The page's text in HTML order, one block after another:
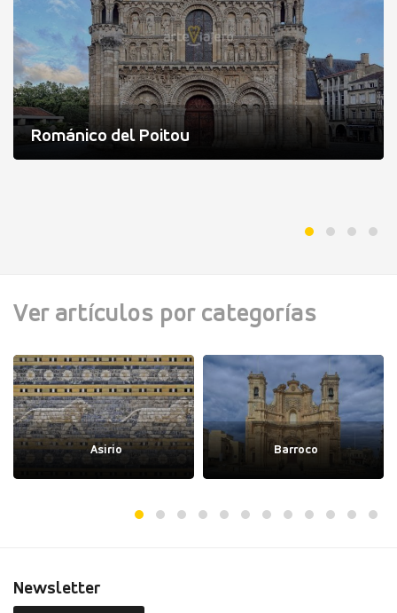
Románico del Poitou
Ver artículos por categorías
Asirio Barroco
Newsletter